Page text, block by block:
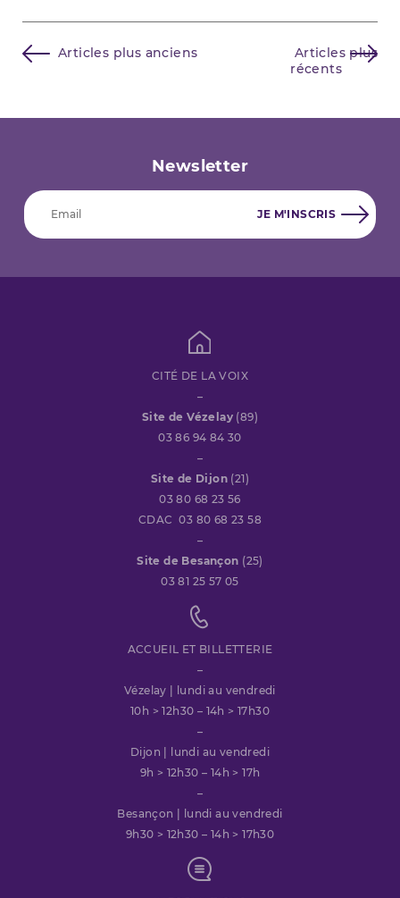
Navigation
Articles plus anciens
Articles plus
récents
Newsletter
CITÉ DE LA VOIX
–
Site de Vézelay (89)
03 86 94 84 30
–
Site de Dijon (21)
03 80 68 23 56
CDAC 03 80 68 23 58
–
Site de Besançon (25)
03 81 25 57 05
ACCUEIL ET BILLETTERIE
–
Vézelay | lundi au vendredi
10h > 12h30 – 14h > 17h30
–
Dijon | lundi au vendredi
9h > 12h30 – 14h > 17h
–
Besançon | lundi au vendredi
9h30 > 12h30 – 14h > 17h30